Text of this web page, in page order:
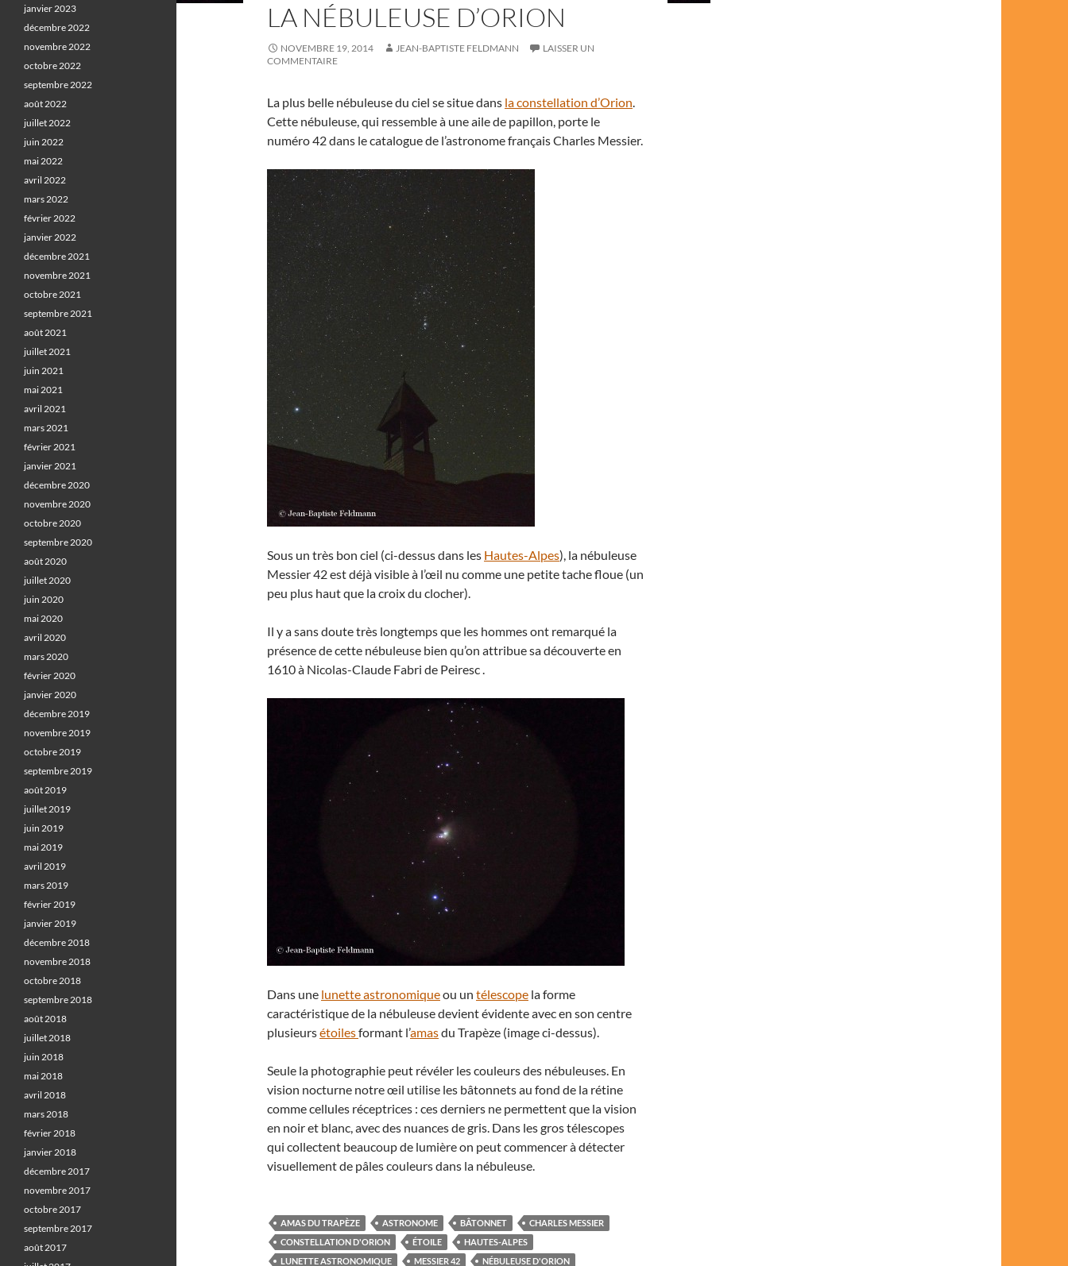
LA NÉBULEUSE D’ORION
NOVEMBRE 19, 2014 JEAN-BAPTISTE FELDMANN
LAISSER UN
COMMENTAIRE
La plus belle nébuleuse du ciel se situe dans la constellation d’Orion.
Cette nébuleuse, qui ressemble à une aile de papillon, porte le
numéro 42 dans le catalogue de l’astronome français Charles Messier.
Sous un très bon ciel (ci-dessus dans les Hautes-Alpes), la nébuleuse
Messier 42 est déjà visible à l’œil nu comme une petite tache floue (un
peu plus haut que la croix du clocher).
Il y a sans doute très longtemps que les hommes ont remarqué la
présence de cette nébuleuse bien qu’on attribue sa découverte en
1610 à Nicolas-Claude Fabri de Peiresc .
Dans une lunette astronomiqueou un télescope la forme
caractéristique de la nébuleuse devient évidente avec en son centre
plusieursétoilesformant l’amasdu Trapèze (image ci-dessus).
Seule la photographie peut révéler les couleurs des nébuleuses. En
vision nocturne notre œil utilise les bâtonnets au fond de la rétine
comme cellules réceptrices : ces derniers ne permettent que la vision
en noir et blanc, avec des nuances de gris. Dans les gros télescopes
qui collectent beaucoup de lumière on peut commencer à détecter
visuellement de pâles couleurs dans la nébuleuse.
AMAS DU TRAPÈZE ASTRONOME BÂTONNET
CHARLES MESSIER
CONSTELLATION D'ORION
ÉTOILE
HAUTES-ALPES
LUNETTE ASTRONOMIQUE
MESSIER 42 NÉBULEUSE D'ORION
janvier 2023
décembre 2022
novembre 2022
octobre 2022
septembre 2022
août 2022
juillet 2022
juin 2022
mai 2022
avril 2022
mars 2022
février 2022
janvier 2022
décembre 2021
novembre 2021
octobre 2021
septembre 2021
août 2021
juillet 2021
juin 2021
mai 2021
avril 2021
mars 2021
février 2021
janvier 2021
décembre 2020
novembre 2020
octobre 2020
septembre 2020
août 2020
juillet 2020
juin 2020
mai 2020
avril 2020
mars 2020
février 2020
janvier 2020
décembre 2019
novembre 2019
octobre 2019
septembre 2019
août 2019
juillet 2019
juin 2019
mai 2019
avril 2019
mars 2019
février 2019
janvier 2019
décembre 2018
novembre 2018
octobre 2018
septembre 2018
août 2018
juillet 2018
juin 2018
mai 2018
avril 2018
mars 2018
février 2018
janvier 2018
décembre 2017
novembre 2017
octobre 2017
septembre 2017
août 2017